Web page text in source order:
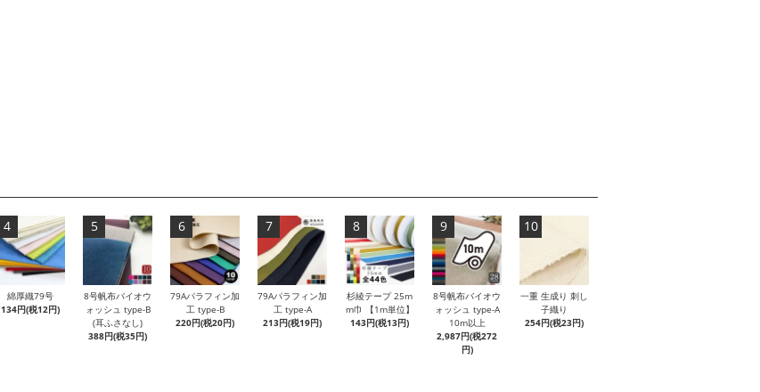
4
綿厚織79号
134円(税12円)
5
8号帆布バイオウ
ォッシュ type-B
(耳ふさなし)
388円(税35円)
6
79Aパラフィン加
工 type-B
220円(税20円)
7
79Aパラフィン加
工 type-A
213円(税19円)
8
杉綾テープ 25m
m巾 【1m単位】
143円(税13円)
9
8号帆布バイオウ
ォッシュ type-A
10m以上
2,987円(税272
円)
10
一重 生成り 刺し
子織り
254円(税23円)